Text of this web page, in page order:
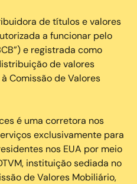
de títulos e valores
a funcionar pelo
e registrada como
de valores
Comissão de Valores
é uma corretora nos
exclusivamente para
nos EUA por meio
instituição sediada no
de Valores Mobiliário,